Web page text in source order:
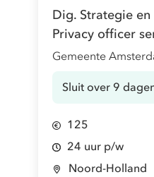
Dig. Strategie
Privacy officer
Gemeente
Sluit over 9
125
24 uur p/w
Noord-Holland